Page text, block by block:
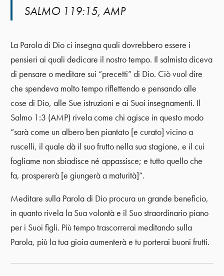
SALMO 119:15, AMP
La Parola di Dio ci insegna quali dovrebbero essere i
pensieri ai quali dedicare il nostro tempo. Il salmista diceva
di pensare o meditare sui “precetti” di Dio. Ciò vuol dire
che spendeva molto tempo riflettendo e pensando alle
cose di Dio, alle Sue istruzioni e ai Suoi insegnamenti. Il
Salmo 1:3 (AMP) rivela come chi agisce in questo modo
“sarà come un albero ben piantato [e curato] vicino a
ruscelli, il quale dà il suo frutto nella sua stagione, e il cui
fogliame non sbiadisce né appassisce; e tutto quello che
fa, prospererà [e giungerà a maturità]”.
Meditare sulla Parola di Dio procura un grande beneficio,
in quanto rivela la Sua volontà e il Suo straordinario piano
per i Suoi figli. Più tempo trascorrerai meditando sulla
Parola, più la tua gioia aumenterà e tu porterai buoni frutti.